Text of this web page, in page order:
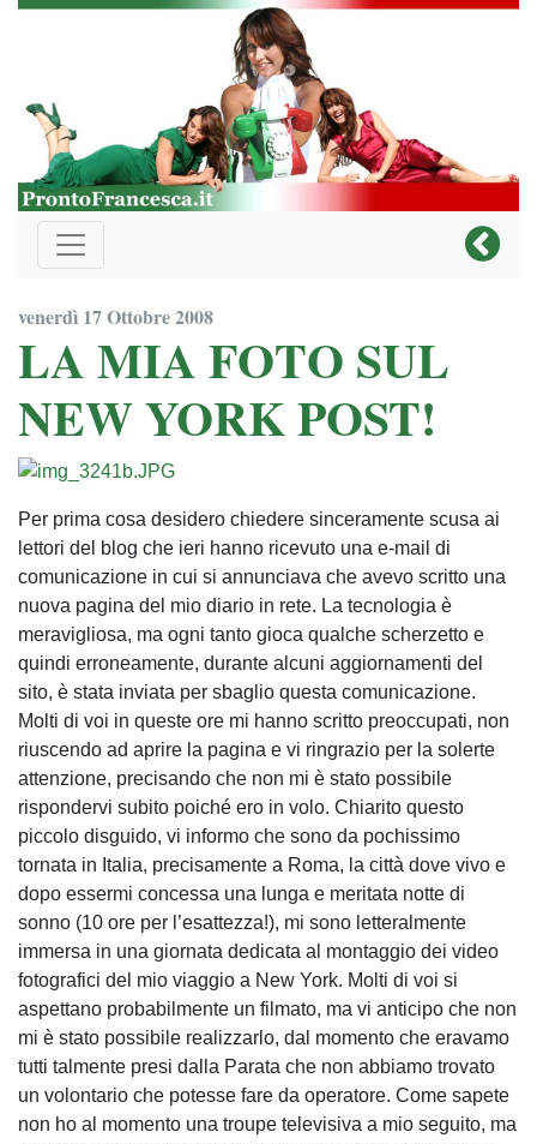
venerdì 17 Ottobre 2008
LA MIA FOTO SUL
NEW YORK POST!
Per prima cosa desidero chiedere sinceramente scusa ai
lettori del blog che ieri hanno ricevuto una e-mail di
comunicazione in cui si annunciava che avevo scritto una
nuova pagina del mio diario in rete. La tecnologia è
meravigliosa, ma ogni tanto gioca qualche scherzetto e
quindi erroneamente, durante alcuni aggiornamenti del
sito, è stata inviata per sbaglio questa comunicazione.
Molti di voi in queste ore mi hanno scritto preoccupati, non
riuscendo ad aprire la pagina e vi ringrazio per la solerte
attenzione, precisando che non mi è stato possibile
rispondervi subito poiché ero in volo. Chiarito questo
piccolo disguido, vi informo che sono da pochissimo
tornata in Italia, precisamente a Roma, la città dove vivo e
dopo essermi concessa una lunga e meritata notte di
sonno (10 ore per l’esattezza!), mi sono letteralmente
immersa in una giornata dedicata al montaggio dei video
fotografici del mio viaggio a New York. Molti di voi si
aspettano probabilmente un filmato, ma vi anticipo che non
mi è stato possibile realizzarlo, dal momento che eravamo
tutti talmente presi dalla Parata che non abbiamo trovato
un volontario che potesse fare da operatore. Come sapete
non ho al momento una troupe televisiva a mio seguito, ma